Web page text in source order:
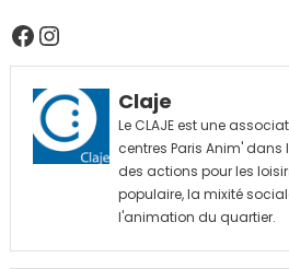
Facebook
Instagram
Claje
Le CLAJE est une
centres Paris Anim' dans
des actions pour les
populaire, la mixité
l'animation du quartier.